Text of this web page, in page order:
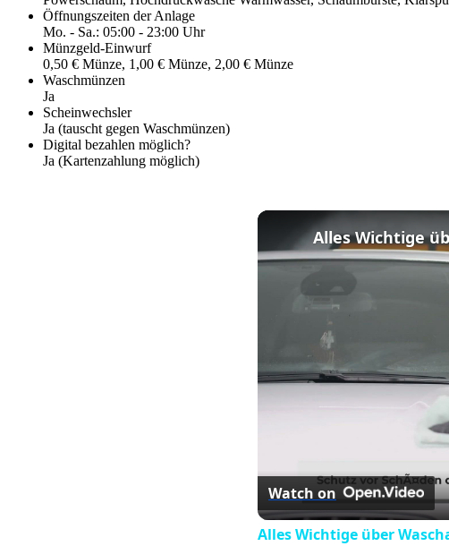
Öffnungszeiten der Anlage
Mo. - Sa.: 05:00 - 23:00 Uhr
Münzgeld-Einwurf
0,50 € Münze, 1,00 € Münze, 2,00 € Münze
Waschmünzen
Ja
Scheinwechsler
Ja (tauscht gegen Waschmünzen)
Digital bezahlen möglich?
Ja (Kartenzahlung möglich)
Watch on
Alles Wichtige über